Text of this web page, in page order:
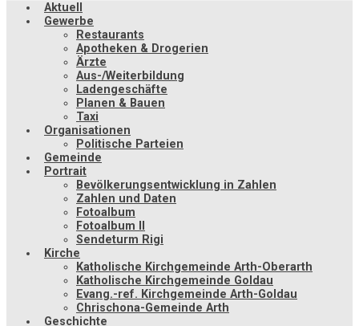
Aktuell
Gewerbe
Restaurants
Apotheken & Drogerien
Ärzte
Aus-/Weiterbildung
Ladengeschäfte
Planen & Bauen
Taxi
Organisationen
Politische Parteien
Gemeinde
Portrait
Bevölkerungsentwicklung in Zahlen
Zahlen und Daten
Fotoalbum
Fotoalbum II
Sendeturm Rigi
Kirche
Katholische Kirchgemeinde Arth-Oberarth
Katholische Kirchgemeinde Goldau
Evang.-ref. Kirchgemeinde Arth-Goldau
Chrischona-Gemeinde Arth
Geschichte